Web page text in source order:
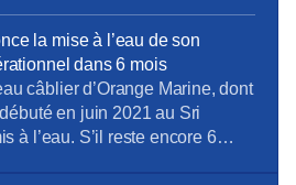
aussi chez Globecast, où
2022 ne sont pas au rendez-
logique du principe de
actuelle du Groupe
de la […]
la mise à l’eau de son
dans 6 mois
câblier d’Orange Marine, dont
en juin 2021 au Sri
à l’eau. S’il reste encore 6